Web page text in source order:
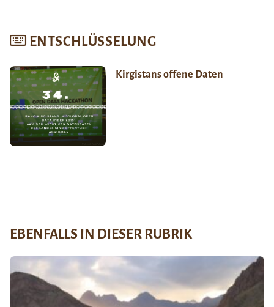
ENTSCHLÜSSELUNG
Kirgistans offene Daten
EBENFALLS IN DIESER RUBRIK